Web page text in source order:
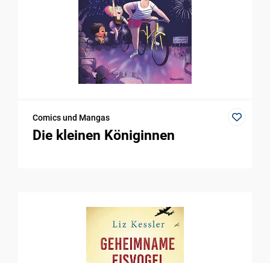
Comics und Mangas
Die kleinen Königinnen